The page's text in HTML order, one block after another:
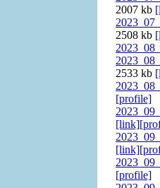
2007 kb
2508 kb
2533 kb
[profile]
[link]
[link]
[profile]